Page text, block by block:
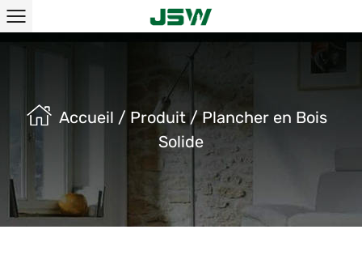
Accueil / Produit/Plancher en Bois
Solide